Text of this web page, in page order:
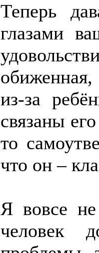
Теперь
глазами
обиженная,
из-за
связаны
то
что он –
Я вовсе
человек